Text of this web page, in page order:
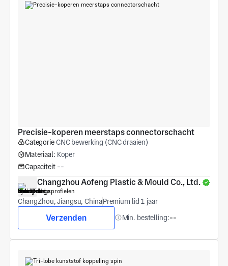
Precisie-koperen meerstaps connectorschacht
CategorieCNC bewerking (CNC draaien)
Materiaal: Koper
Capaciteit --
Changzhou Aofeng Plastic & Mould Co., Ltd.
ChangZhou, Jiangsu, ChinaPremium lid 1 jaar
Verzenden Min. bestelling:--